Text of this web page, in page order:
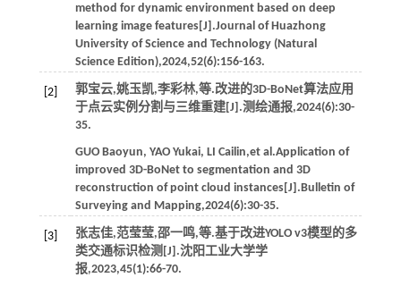
method for dynamic environment based on deep
learning image features[J].Journal of Huazhong
University of Science and Technology (Natural
Science Edition),2024,52(6):156-163.
[2] 郭宝云,姚玉凯,李彩林,等.改进的3D-BoNet算法应用
于点云实例分割与三维重建[J].测绘通报,2024(6):30-
35.
GUO Baoyun, YAO Yukai, LI Cailin,et al .Application of
improved 3D-BoNet to segmentation and 3D
reconstruction of point cloud instances[J].Bulletin of
Surveying and Mapping,2024(6):30-35.
[3] 张志佳,范莹莹,邵一鸣,等.基于改进YOLO v3模型的多
类交通标识检测[J].沈阳工业大学学
报,2023,45(1):66-70.